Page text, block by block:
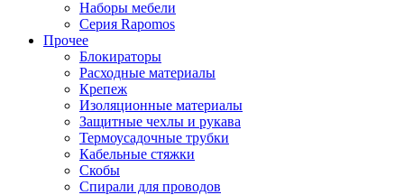
Наборы мебели
Серия Rapomos
Прочее
Блокираторы
Расходные материалы
Крепеж
Изоляционные материалы
Защитные чехлы и рукава
Термоусадочные трубки
Кабельные стяжки
Скобы
Спирали для проводов